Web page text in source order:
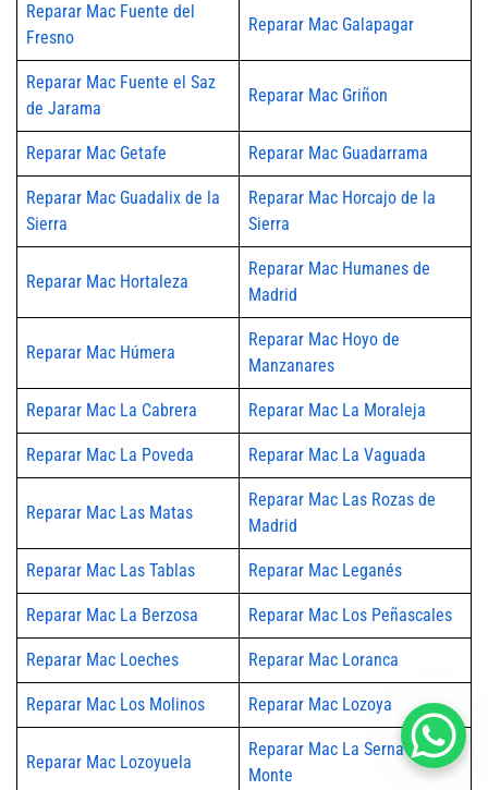
Reparar Mac Fuente del
Fresno
Reparar Mac Galapagar
Reparar Mac Fuente el Saz
de Jarama
Reparar Mac Griñon
Reparar Mac Getafe Reparar Mac Guadarrama
Reparar Mac Guadalix de la
Sierra
Reparar Mac Horcajo de la
Sierra
Reparar Mac Hortaleza
Reparar Mac Humanes de
Madrid
Reparar Mac Húmera
Reparar Mac Hoyo de
Manzanares
Reparar Mac La Cabrera Reparar Mac La Moraleja
Reparar Mac La Poveda Reparar Mac La Vaguada
Reparar Mac Las Matas
Reparar Mac Las Rozas de
Madrid
Reparar Mac Las Tablas Reparar Mac Leganés
Reparar Mac La Berzosa Reparar Mac Los Peñascales
Reparar Mac Loeches Reparar Mac Loranca
Reparar Mac Los Molinos Reparar Mac Lozoya
Reparar Mac Lozoyuela
Reparar Mac La Serna del
Monte